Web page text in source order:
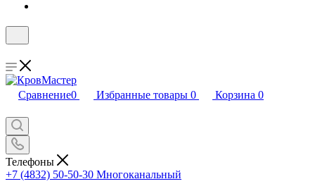
Сравнение0 Избранные товары 0 Корзина 0
Телефоны
+7 (4832) 50-50-30 Многоканальный